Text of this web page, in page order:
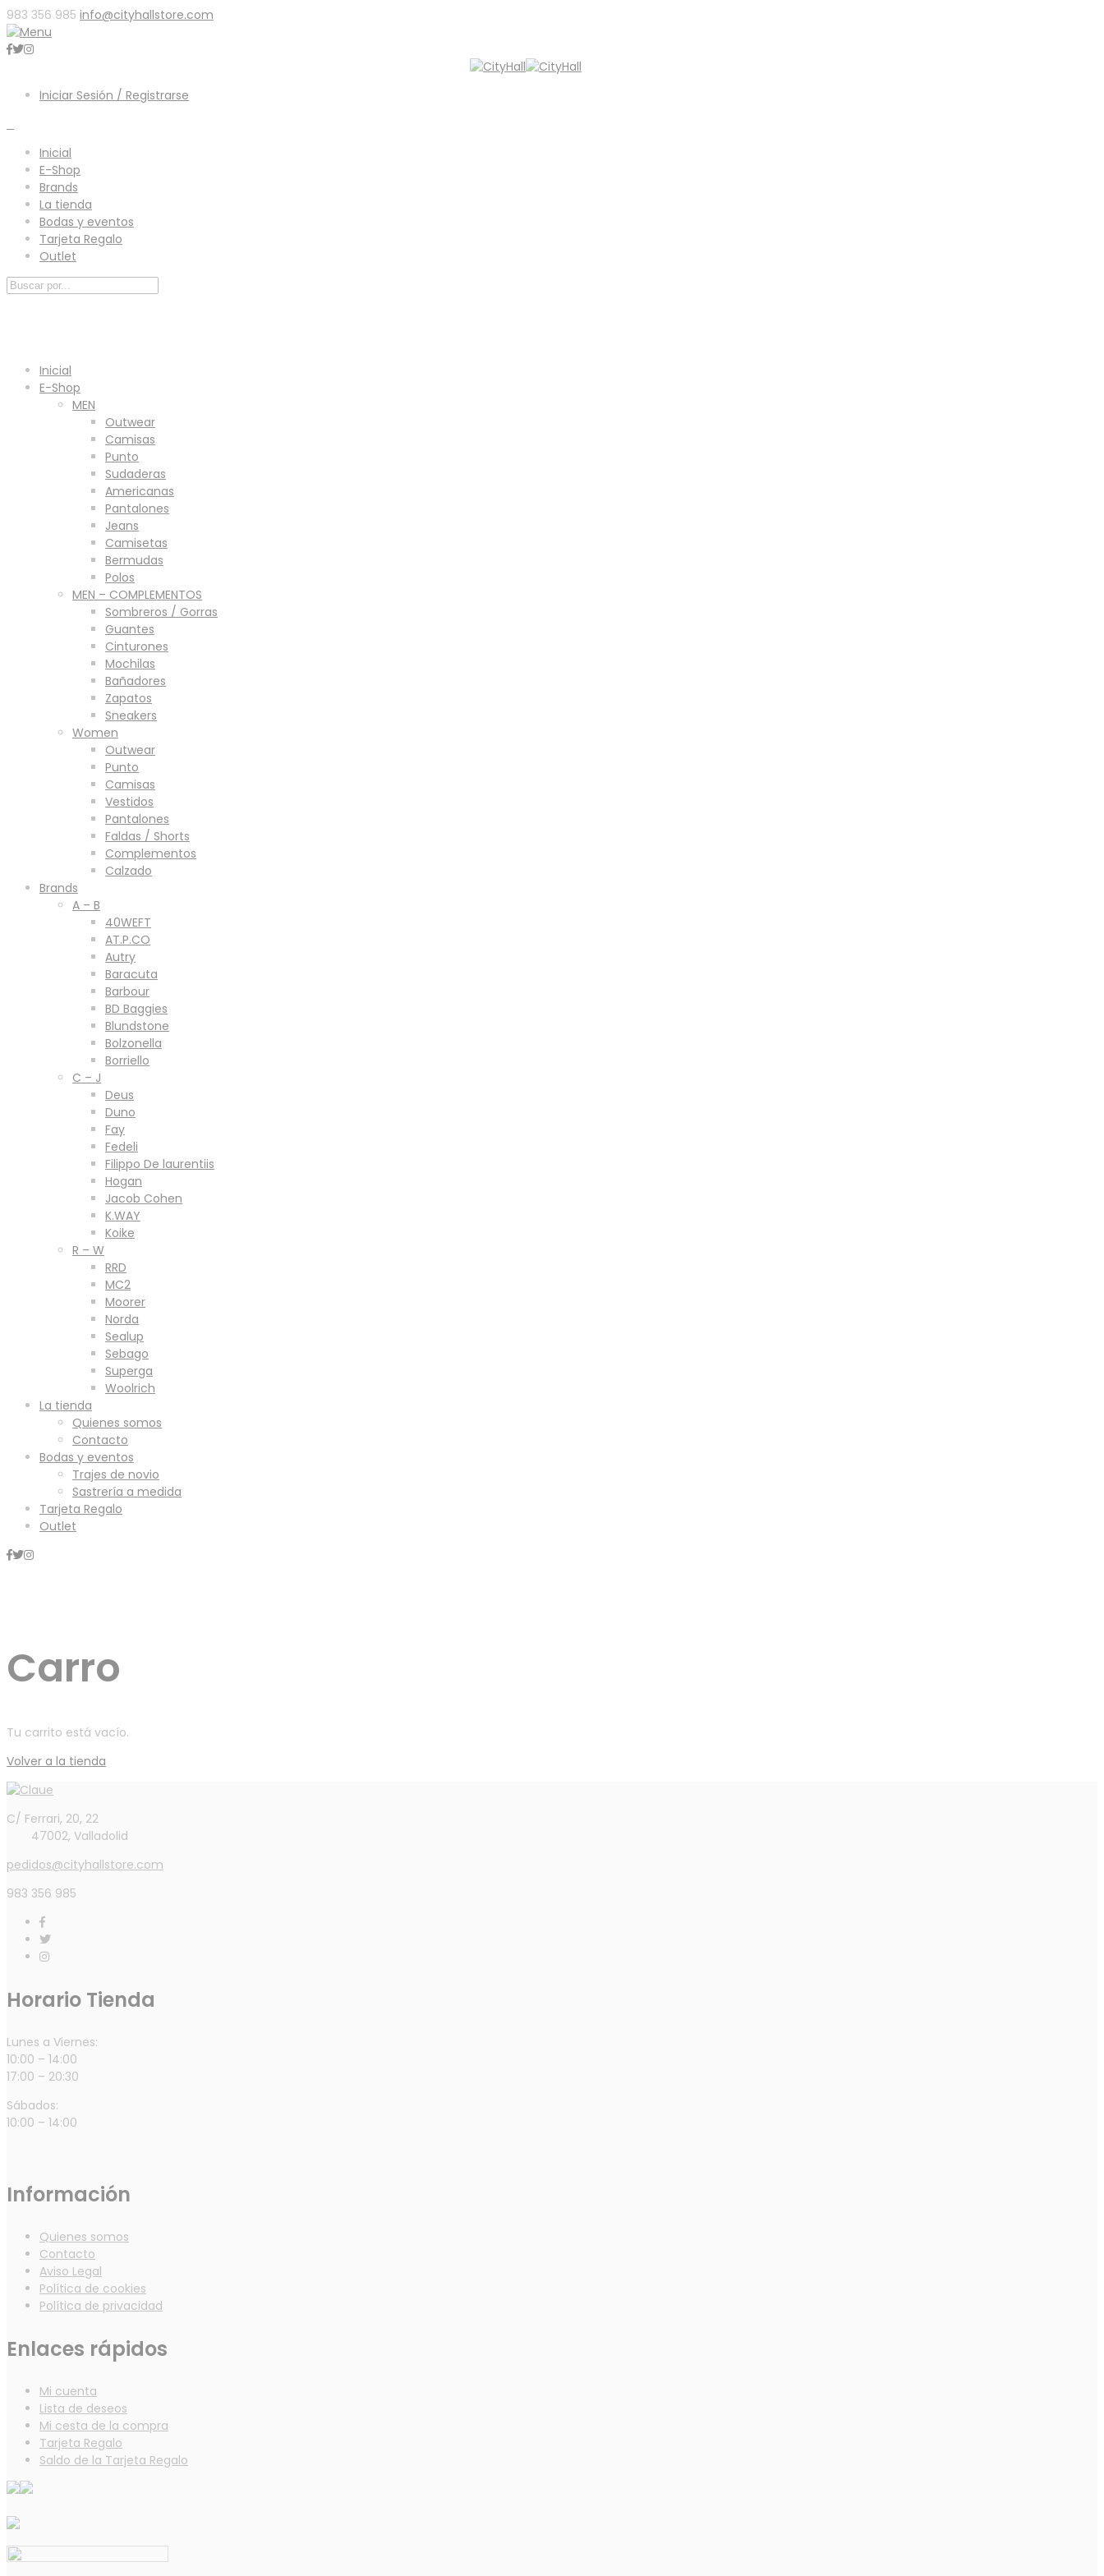
983 356 985 info@cityhallstore.com
Iniciar Sesión / Registrarse
Inicial
E-Shop
Brands
La tienda
Bodas y eventos
Tarjeta Regalo
Outlet
Inicial
E-Shop
MEN
Outwear
Camisas
Punto
Sudaderas
Americanas
Pantalones
Jeans
Camisetas
Bermudas
Polos
MEN – COMPLEMENTOS
Sombreros / Gorras
Guantes
Cinturones
Mochilas
Bañadores
Zapatos
Sneakers
Women
Outwear
Punto
Camisas
Vestidos
Pantalones
Faldas / Shorts
Complementos
Calzado
Brands
A – B
40WEFT
AT.P.CO
Autry
Baracuta
Barbour
BD Baggies
Blundstone
Bolzonella
Borriello
C – J
Deus
Duno
Fay
Fedeli
Filippo De laurentiis
Hogan
Jacob Cohen
K.WAY
Koike
R – W
RRD
MC2
Moorer
Norda
Sealup
Sebago
Superga
Woolrich
La tienda
Quienes somos
Contacto
Bodas y eventos
Trajes de novio
Sastrería a medida
Tarjeta Regalo
Outlet
Carro
Tu carrito está vacío.
Volver a la tienda
C/ Ferrari, 20, 22
47002, Valladolid
pedidos@cityhallstore.com
983 356 985
Horario Tienda
Lunes a Viernes:
10:00 – 14:00
17:00 – 20:30
Sábados:
10:00 – 14:00
Información
Quienes somos
Contacto
Aviso Legal
Política de cookies
Política de privacidad
Enlaces rápidos
Mi cuenta
Lista de deseos
Mi cesta de la compra
Tarjeta Regalo
Saldo de la Tarjeta Regalo